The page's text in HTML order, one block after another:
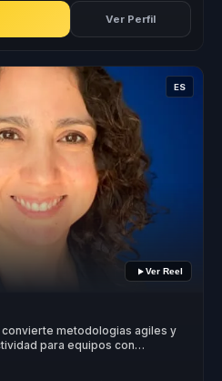
Ver Perfil
ES
Ver Reel
metodologias agiles y
para equipos con